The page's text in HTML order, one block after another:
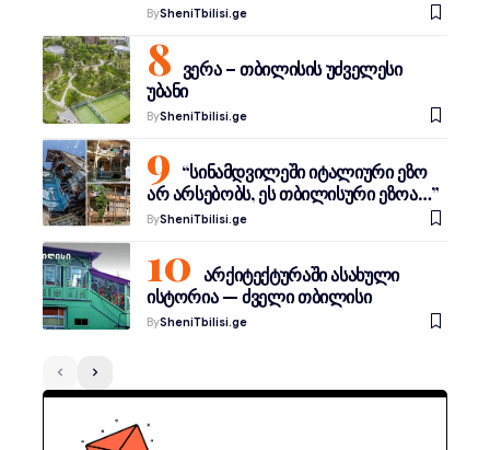
BySheniTbilisi.ge
ვერა – თბილისის უძველესი
უბანი
BySheniTbilisi.ge
“სინამდვილეში იტალიური ეზო
არ არსებობს, ეს თბილისური ეზოა…”
BySheniTbilisi.ge
არქიტექტურაში ასახული
ისტორია — ძველი თბილისი
BySheniTbilisi.ge